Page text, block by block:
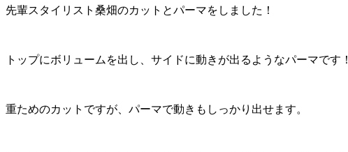
先輩スタイリスト桑畑のカットとパーマをしました！
トップにボリュームを出し、サイドに動きが出るようなパーマです！
重ためのカットですが、パーマで動きもしっかり出せます。